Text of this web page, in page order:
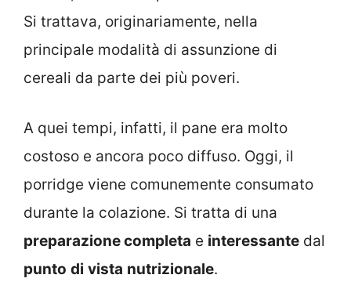
Si trattava, originariamente, nella
principale modalità di assunzione di
cereali da parte dei più poveri.
A quei tempi, infatti, il pane era molto
costoso e ancora poco diffuso. Oggi, il
porridge viene comunemente consumato
durante la colazione. Si tratta di una
preparazione completa e interessante dal
punto di vista nutrizionale.